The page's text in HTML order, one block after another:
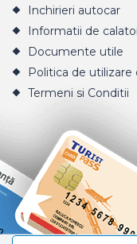
Inchirieri autocar
Informatii de
Documente utile
Politica de utilizare
Termeni si Conditii